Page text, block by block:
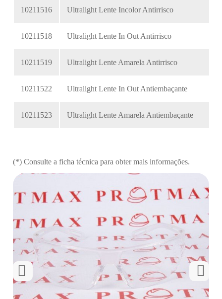
10211516 Ultralight Lente Incolor Antirrisco
10211518 Ultralight Lente In Out Antirrisco
10211519 Ultralight Lente Amarela Antirrisco
10211522 Ultralight Lente In Out Antiembaçante
10211523 Ultralight Lente Amarela Antiembaçante
(*) Consulte a ficha técnica para obter mais informações.